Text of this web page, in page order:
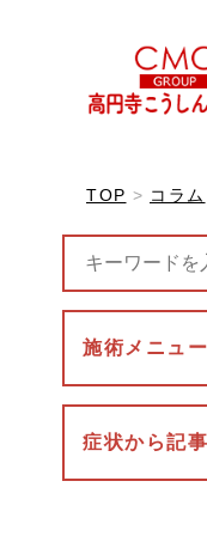
TOP コラム
施術メニュ
症状から記